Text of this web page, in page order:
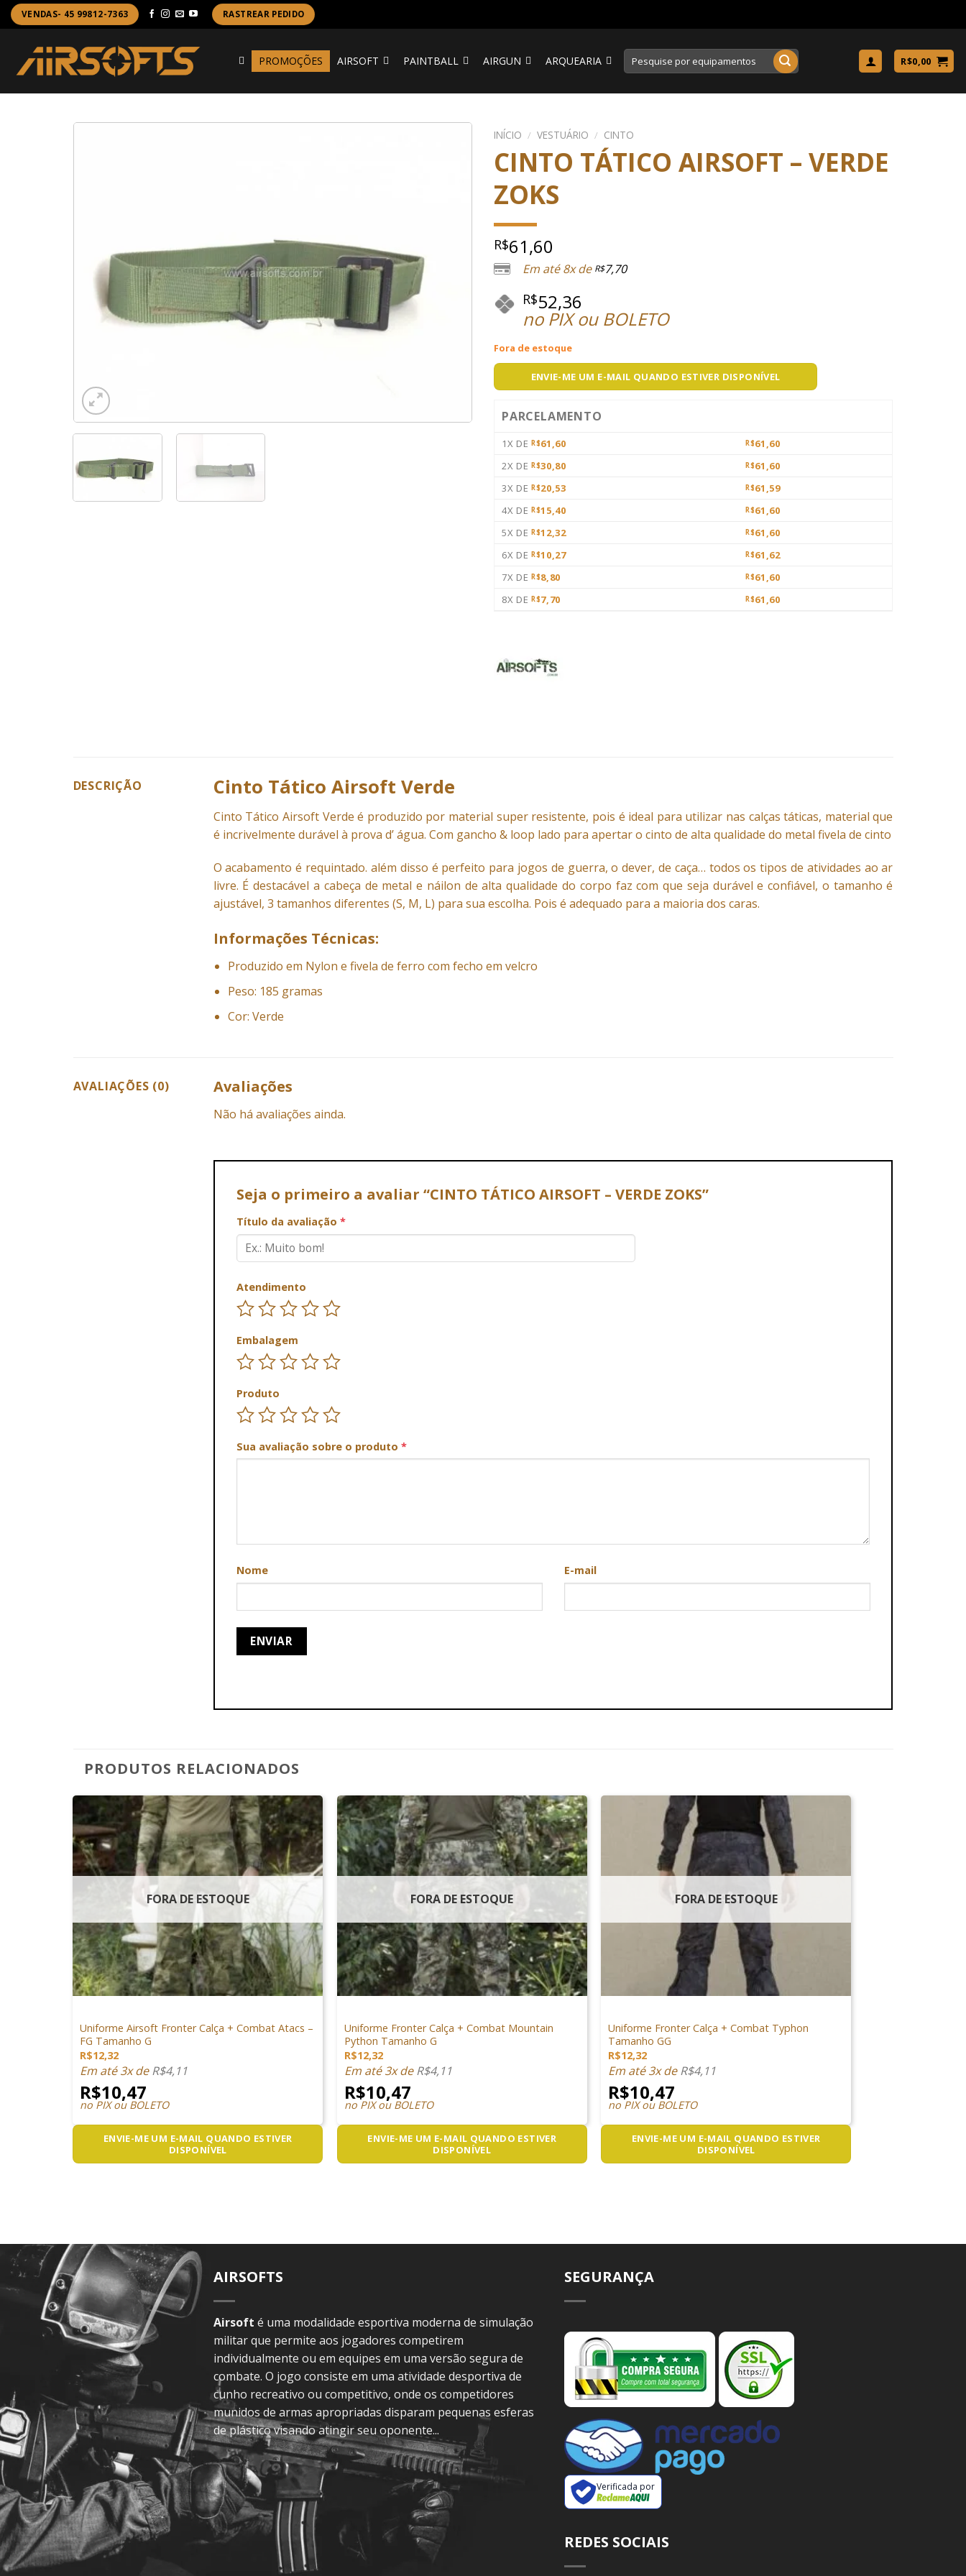
Skip
to
content
VENDAS- 45 99812-7363 RASTREAR PEDIDO
PROMOÇÕES AIRSOFT PAINTBALL AIRGUN ARQUEARIA
Pesquisar
por:
R$0,00
INÍCIO / VESTUÁRIO / CINTO
CINTO TÁTICO AIRSOFT – VERDE
ZOKS
R$61,60
Em até 8x de R$7,70
R$52,36
no PIX ou BOLETO
Fora de estoque
ENVIE-ME UM E-MAIL QUANDO ESTIVER DISPONÍVEL
PARCELAMENTO
1X DE R$61,60 R$61,60
2X DE R$30,80 R$61,60
3X DE R$20,53 R$61,59
4X DE R$15,40 R$61,60
5X DE R$12,32 R$61,60
6X DE R$10,27 R$61,62
7X DE R$8,80 R$61,60
8X DE R$7,70 R$61,60
DESCRIÇÃO Cinto Tático Airsoft Verde
Cinto Tático Airsoft Verde é produzido por material super resistente, pois é ideal para utilizar nas calças táticas, material que
é incrivelmente durável à prova d’ água. Com gancho & loop lado para apertar o cinto de alta qualidade do metal fivela de cinto
O acabamento é requintado. além disso é perfeito para jogos de guerra, o dever, de caça… todos os tipos de atividades ao ar
livre. É destacável a cabeça de metal e náilon de alta qualidade do corpo faz com que seja durável e confiável, o tamanho é
ajustável, 3 tamanhos diferentes (S, M, L) para sua escolha. Pois é adequado para a maioria dos caras.
Informações Técnicas:
Produzido em Nylon e fivela de ferro com fecho em velcro
Peso: 185 gramas
Cor: Verde
AVALIAÇÕES (0) Avaliações
Não há avaliações ainda.
Seja o primeiro a avaliar “CINTO TÁTICO AIRSOFT – VERDE ZOKS”
Título da avaliação *
Atendimento
Embalagem
Produto
Sua avaliação sobre o produto *
Nome E-mail
PRODUTOS RELACIONADOS
+
FORA DE ESTOQUE
Uniforme Airsoft Fronter Calça + Combat Atacs –
FG Tamanho G
R$12,32
Em até 3x deR$4,11
R$10,47
no PIX ou BOLETO
ENVIE-ME UM E-MAIL QUANDO ESTIVER
DISPONÍVEL
+
FORA DE ESTOQUE
Uniforme Fronter Calça + Combat Mountain
Python Tamanho G
R$12,32
Em até 3x deR$4,11
R$10,47
no PIX ou BOLETO
ENVIE-ME UM E-MAIL QUANDO ESTIVER
DISPONÍVEL
FORA DE ESTOQUE
Uniforme Fronter Calça + Combat Typhon
Tamanho GG
R$12,32
Em até 3x deR$4,11
R$10,47
no PIX ou BOLETO
ENVIE-ME UM E-MAIL QUANDO ESTIVER
DISPONÍVEL
AIRSOFTS
Airsoft é uma modalidade esportiva moderna de simulação
militar que permite aos jogadores competirem
individualmente ou em equipes em uma versão segura de
combate. O jogo consiste em uma atividade desportiva de
cunho recreativo ou competitivo, onde os competidores
munidos de armas apropriadas disparam pequenas esferas
de plástico visando atingir seu oponente...
SEGURANÇA
Verificada por
REDES SOCIAIS